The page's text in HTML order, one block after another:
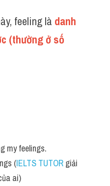
feeling là danh
(thường ở số
my feelings.
(IELTS TUTOR giải
ai)